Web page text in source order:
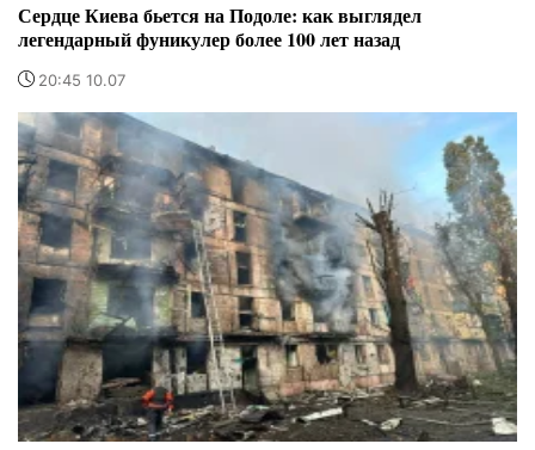
Сердце Киева бьется на Подоле: как выглядел
легендарный фуникулер более 100 лет назад
20:45 10.07